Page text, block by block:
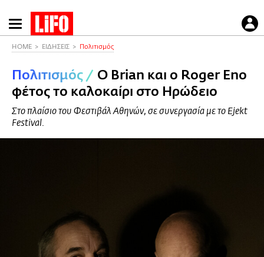
Παράκαμψη
προς
περιεχόμενο
HOME ΕΙΔΗΣΕΙΣ Πολιτισμός
Πολιτισμός / Ο Brian και ο Roger Eno
φέτος το καλοκαίρι στο Ηρώδειο
Στο πλαίσιο του Φεστιβάλ Αθηνών, σε συνεργασία με το Ejekt
Festival.